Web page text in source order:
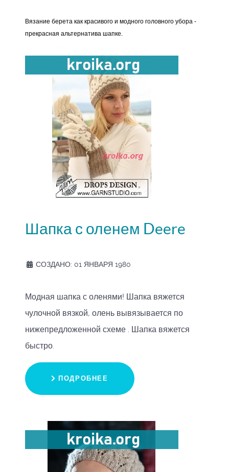
Вязание берета как красивого и модного головного убора -
прекрасная альтернатива шапке.
Шапка с оленем Deere
СОЗДАНО: 01 ЯНВАРЯ 1980
Модная шапка с оленями! Шапка вяжется
чулочной вязкой, олень вывязывается по
нижепредложенной схеме . Шапка вяжется
быстро.
ПОДРОБНЕЕ